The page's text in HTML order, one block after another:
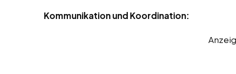
Kommunikation und Koordination: